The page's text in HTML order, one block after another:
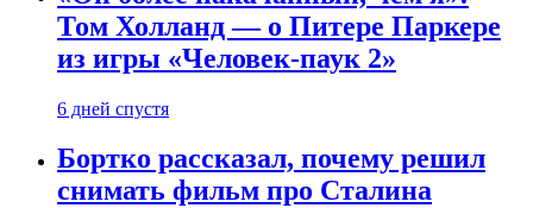
Том Холланд — о Питере Паркере
из игры «Человек-паук 2»
6 дней спустя
Бортко рассказал, почему решил
снимать фильм про Сталина